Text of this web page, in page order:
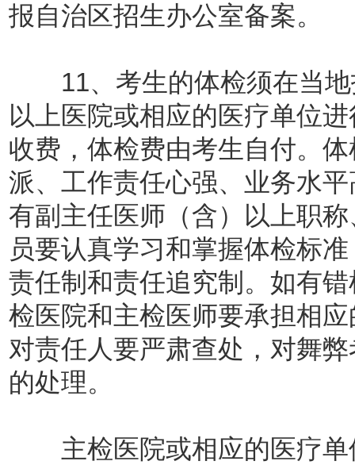
报自治区招生办公室备案。
11、考生的体检须在当地
以上医院或相应的医疗单位
收费，体检费由考生自付。
派、工作责任心强、业务水
有副主任医师（含）以上职
员要认真学习和掌握体检标
责任制和责任追究制。如有
检医院和主检医师要承担相
对责任人要严肃查处，对舞
的处理。
主检医院或相应的医疗单